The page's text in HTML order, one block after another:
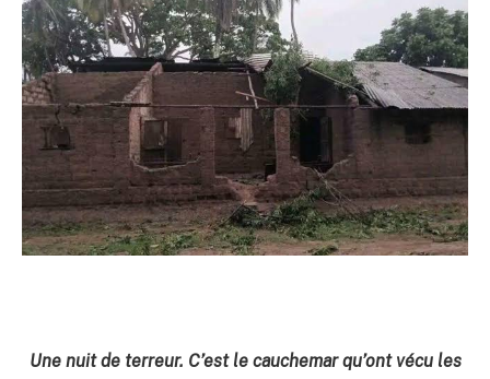
Une nuit de terreur. C’est le cauchemar qu’ont vécu les